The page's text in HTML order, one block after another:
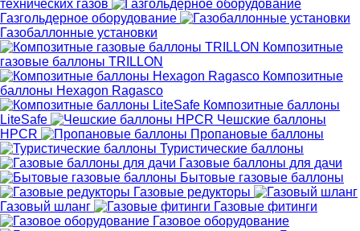
технических газов
Газгольдерное оборудование
Газобаллонные установки
Композитные
газовые баллоны TRILLON
Композитные
баллоны Hexagon Ragasco
Композитные баллоны
LiteSafe
Чешские баллоны
HPCR
Пропановые баллоны
Туристические баллоны
Газовые баллоны для дачи
Бытовые газовые баллоны
Газовые редукторы
Газовый шланг
Газовые фитинги
Газовое оборудование